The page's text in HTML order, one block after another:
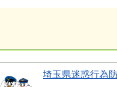
埼玉県迷惑行為